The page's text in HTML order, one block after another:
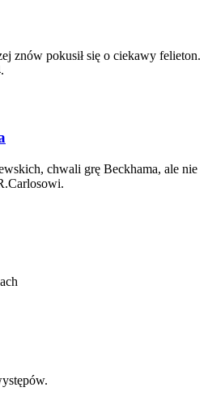
znów pokusił się o ciekawy felieton.
chwali grę Beckhama, ale nie